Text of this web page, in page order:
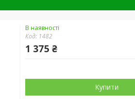
В наявності
Код: 1482
1 375 ₴
Купити